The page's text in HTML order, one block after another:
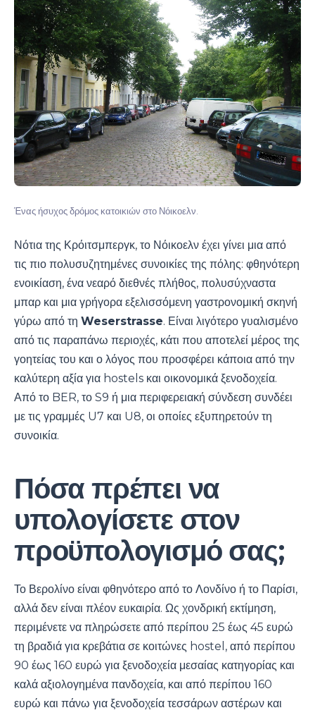
Ένας ήσυχος δρόμος κατοικιών στο Νόικοελν.
Νότια της Κρόιτσμπεργκ, το Νόικοελν έχει γίνει μια από
τις πιο πολυσυζητημένες συνοικίες της πόλης: φθηνότερη
ενοικίαση, ένα νεαρό διεθνές πλήθος, πολυσύχναστα
μπαρ και μια γρήγορα εξελισσόμενη γαστρονομική σκηνή
γύρω από τη Weserstrasse. Είναι λιγότερο γυαλισμένο
από τις παραπάνω περιοχές, κάτι που αποτελεί μέρος της
γοητείας του και ο λόγος που προσφέρει κάποια από την
καλύτερη αξία για hostels και οικονομικά ξενοδοχεία.
Από το BER, το S9 ή μια περιφερειακή σύνδεση συνδέει
με τις γραμμές U7 και U8, οι οποίες εξυπηρετούν τη
συνοικία.
Πόσα πρέπει να
υπολογίσετε στον
προϋπολογισμό σας;
Το Βερολίνο είναι φθηνότερο από το Λονδίνο ή το Παρίσι,
αλλά δεν είναι πλέον ευκαιρία. Ως χονδρική εκτίμηση,
περιμένετε να πληρώσετε από περίπου 25 έως 45 ευρώ
τη βραδιά για κρεβάτια σε κοιτώνες hostel, από περίπου
90 έως 160 ευρώ για ξενοδοχεία μεσαίας κατηγορίας και
καλά αξιολογημένα πανδοχεία, και από περίπου 160
ευρώ και πάνω για ξενοδοχεία τεσσάρων αστέρων και